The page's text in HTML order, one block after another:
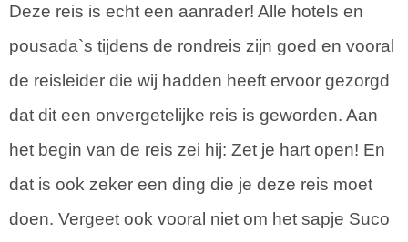
Deze reis is echt een aanrader! Alle hotels en
pousada`s tijdens de rondreis zijn goed en vooral
de reisleider die wij hadden heeft ervoor gezorgd
dat dit een onvergetelijke reis is geworden. Aan
het begin van de reis zei hij: Zet je hart open! En
dat is ook zeker een ding die je deze reis moet
doen. Vergeet ook vooral niet om het sapje Suco